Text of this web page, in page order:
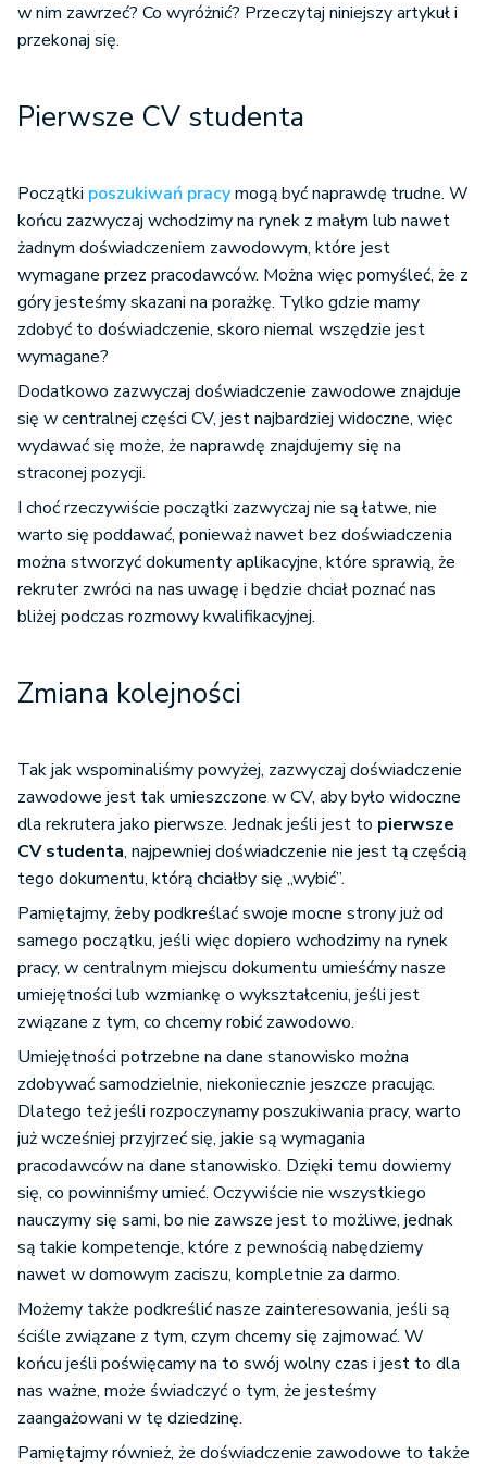
w nim zawrzeć? Co wyróżnić? Przeczytaj niniejszy artykuł i
przekonaj się.
Pierwsze CV studenta
Początki poszukiwań pracymogą być naprawdę trudne. W
końcu zazwyczaj wchodzimy na rynek z małym lub nawet
żadnym doświadczeniem zawodowym, które jest
wymagane przez pracodawców. Można więc pomyśleć, że z
góry jesteśmy skazani na porażkę. Tylko gdzie mamy
zdobyć to doświadczenie, skoro niemal wszędzie jest
wymagane?
Dodatkowo zazwyczaj doświadczenie zawodowe znajduje
się w centralnej części CV, jest najbardziej widoczne, więc
wydawać się może, że naprawdę znajdujemy się na
straconej pozycji.
I choć rzeczywiście początki zazwyczaj nie są łatwe, nie
warto się poddawać, ponieważ nawet bez doświadczenia
można stworzyć dokumenty aplikacyjne, które sprawią, że
rekruter zwróci na nas uwagę i będzie chciał poznać nas
bliżej podczas rozmowy kwalifikacyjnej.
Zmiana kolejności
Tak jak wspominaliśmy powyżej, zazwyczaj doświadczenie
zawodowe jest tak umieszczone w CV, aby było widoczne
dla rekrutera jako pierwsze. Jednak jeśli jest to pierwsze
CV studenta, najpewniej doświadczenie nie jest tą częścią
tego dokumentu, którą chciałby się „wybić”.
Pamiętajmy, żeby podkreślać swoje mocne strony już od
samego początku, jeśli więc dopiero wchodzimy na rynek
pracy, w centralnym miejscu dokumentu umieśćmy nasze
umiejętności lub wzmiankę o wykształceniu, jeśli jest
związane z tym, co chcemy robić zawodowo.
Umiejętności potrzebne na dane stanowisko można
zdobywać samodzielnie, niekoniecznie jeszcze pracując.
Dlatego też jeśli rozpoczynamy poszukiwania pracy, warto
już wcześniej przyjrzeć się, jakie są wymagania
pracodawców na dane stanowisko. Dzięki temu dowiemy
się, co powinniśmy umieć. Oczywiście nie wszystkiego
nauczymy się sami, bo nie zawsze jest to możliwe, jednak
są takie kompetencje, które z pewnością nabędziemy
nawet w domowym zaciszu, kompletnie za darmo.
Możemy także podkreślić nasze zainteresowania, jeśli są
ściśle związane z tym, czym chcemy się zajmować. W
końcu jeśli poświęcamy na to swój wolny czas i jest to dla
nas ważne, może świadczyć o tym, że jesteśmy
zaangażowani w tę dziedzinę.
Pamiętajmy również, że doświadczenie zawodowe to także